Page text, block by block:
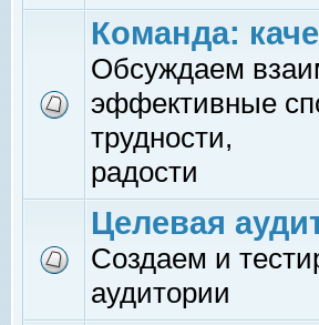
Команда:
Обсуждаем
эффективные
трудности,
радости
Целевая
Создаем и
аудитории